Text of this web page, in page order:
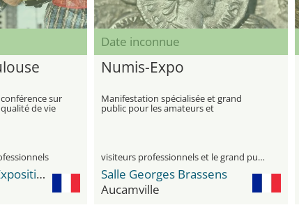
sur
de vie
MEETT - Parc des Expositions et Centre de Conventions
Date inconnue
Numis-Expo
Manifestation spécialisée et grand
public pour les amateurs et
collectionneurs de billets, monnaies et
visiteurs professionnels et le grand public
Salle Georges Brassens
Aucamville